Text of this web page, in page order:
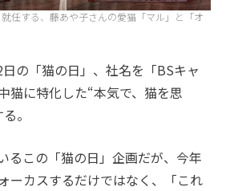
任する、藤あや子さんの愛猫「マル」と「オ
の「猫の日」、社名を「BSキャ
猫に特化した“本気で、猫を思
。
るこの「猫の日」企画だが、今年
ーカスするだけではなく、「これ